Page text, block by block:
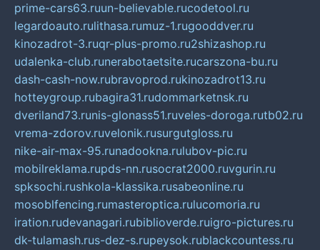
prime-cars63.ruun-believable.rucodetool.ru
legardoauto.rulithasa.rumuz-1.rugooddver.ru
kinozadrot-3.ruqr-plus-promo.ru2shizashop.ru
udalenka-club.runerabotaetsite.rucarszona-bu.ru
dash-cash-now.rubravoprod.rukinozadrot13.ru
hotteygroup.rubagira31.rudommarketnsk.ru
dveriland73.runis-glonass51.ruveles-doroga.rutb02.ru
vrema-zdorov.ruvelonik.rusurgutgloss.ru
nike-air-max-95.runadookna.rulubov-pic.ru
mobilreklama.rupds-nn.rusocrat2000.ruvgurin.ru
spksochi.rushkola-klassika.rusabeonline.ru
mosoblfencing.rumasteroptica.rulucomoria.ru
iration.rudevanagari.rubiblioverde.ruigro-pictures.ru
dk-tulamash.rus-dez-s.rupeysok.rublackcountess.ru